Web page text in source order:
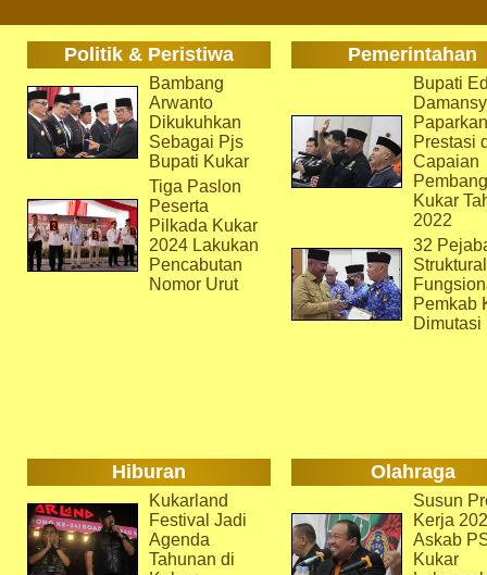
Politik & Peristiwa Pemerintahan
Bambang
Arwanto
Dikukuhkan
Sebagai Pjs
Bupati Kukar
Tiga Paslon
Peserta
Pilkada Kukar
2024 Lakukan
Pencabutan
Nomor Urut
Bupati
Paparkan
Prestasi
Capaian
Kukar
2022
32
Pemkab
Dimutasi
Hiburan Olahraga
Kukarland
Festival Jadi
Agenda
Tahunan di
Susun
Kerja
Askab
Kukar